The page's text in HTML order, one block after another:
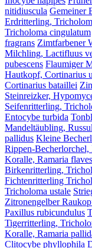
nitidiuscula Gemeiner
Erdritterling,
Tricholoma cingulatum
fragrans Zimtfarbener
Milchling, Lactifluus
pubescens Flaumiger
Hautkopf, Cortinarius
Cortinarius bataillei
Steinreizker,
Seifenritterling,
Entocybe turbida
Mandeltäubling,
pallidus Kleine
Rippen-Becherlorchel,
Koralle, Ramaria
Birkenritterling,
Fichtenritterling
Tricholoma ustale
Zitronengelber
Paxillus rubicundulus
Tigerritterling,
Koralle, Ramaria
Clitocybe phyllophila